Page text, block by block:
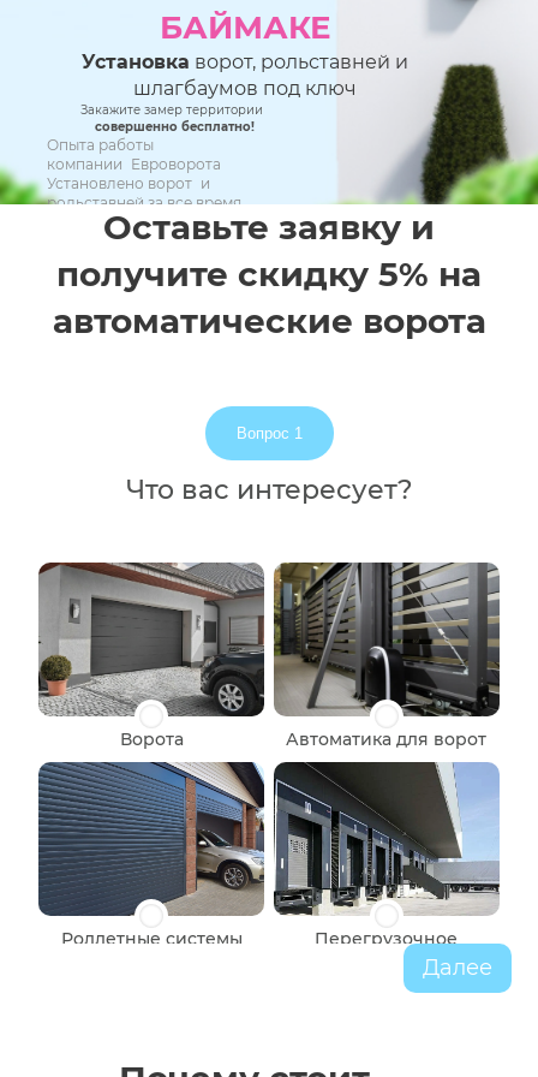
БАЙМАКЕ
Установка ворот, рольставней и
шлагбаумов под ключ
Закажите замер территории
совершенно бесплатно!
Опыта работы
компании Евроворота
Установлено ворот и
рольставней за все время
При соблюдение регламента технического
обслуживания
17 ЛЕТ
10 000+
Оставьте заявку и
получите скидку 5% на
автоматические ворота
Вопрос 1
Что вас интересует?
Ворота Автоматика для ворот
Роллетные системы
Перегрузочное
оборудованиеДалее